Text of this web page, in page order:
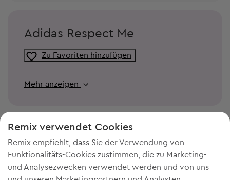
Adidas Respect Me
Zu Favoriten hinzufügen
Mehr anzeigen
Remix verwendet Cookies
Remix empfiehlt, dass Sie der Verwendung von
Funktionalitäts-Cookies zustimmen, die zu Marketing-
und Analysezwecken verwendet werden und von uns